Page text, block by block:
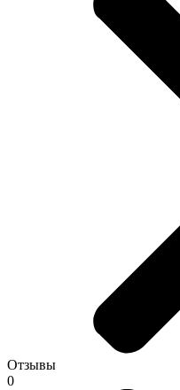
Отзывы
0